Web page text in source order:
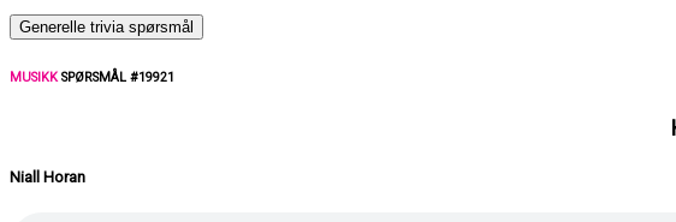
Generelle trivia spørsmål
MUSIKKSPØRSMÅL #19921
Niall Horan